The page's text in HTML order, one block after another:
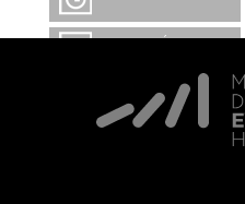
INFORMACIÓN Y
VISITA CON
MICROEXPLICACIONES